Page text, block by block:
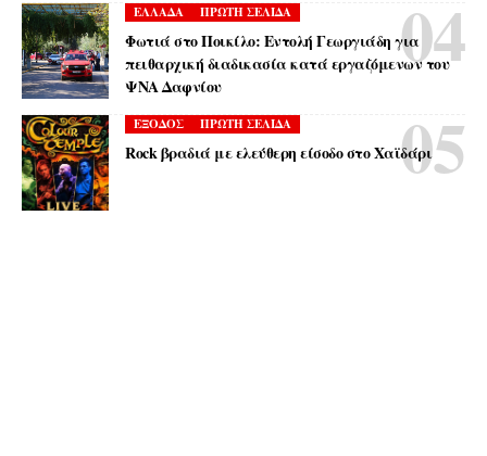
ΕΛΛΑΔΑ ΠΡΩΤΗ ΣΕΛΙΔΑ
Φωτιά στο Ποικίλο: Εντολή Γεωργιάδη για
πειθαρχική διαδικασία κατά εργαζόμενων του
ΨΝΑ Δαφνίου
ΕΞΟΔΟΣ ΠΡΩΤΗ ΣΕΛΙΔΑ
Rock βραδιά με ελεύθερη είσοδο στο Χαϊδάρι